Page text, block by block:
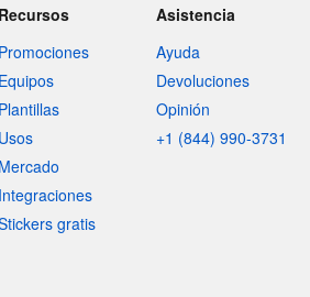
Recursos
Promociones
Equipos
Plantillas
Usos
Mercado
Integraciones
gratis
Asistencia
Ayuda
Devoluciones
Opinión
+1 (844) 990-3731